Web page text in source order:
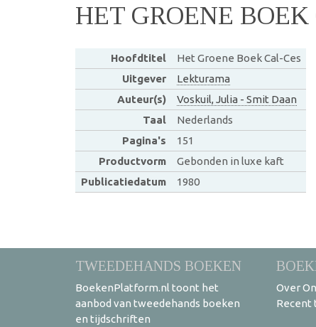
HET GROENE
Hoofdtitel
Het Groene Boek Cal-Ces
Uitgever
Lekturama
Auteur(s)
Voskuil, Julia - Smit Daan
Taal
Nederlands
Pagina's
151
Productvorm
Gebonden in luxe kaft
Publicatiedatum
1980
TWEEDEHANDS BOEKEN
BoekenPlatform.nl toont het
aanbod van tweedehands boeken
en tijdschriften
Over
Recent